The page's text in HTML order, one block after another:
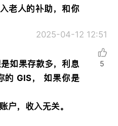
老人的补助，和你
2025-04-12 12:51
如果存款多，利息
的 GIS， 如果你是
户，收入无关。
5